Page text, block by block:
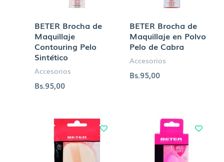
BETER Brocha de
Maquillaje
Contouring Pelo
Sintético
Accesorios
Bs.95,00
BETER Brocha de
Maquillaje en Polvo
Pelo de Cabra
Accesorios
Bs.95,00